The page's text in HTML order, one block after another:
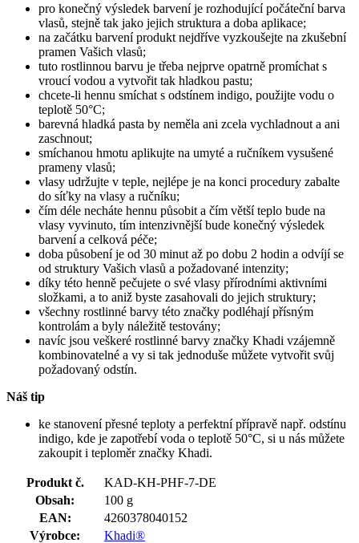
pro konečný výsledek barvení je rozhodující počáteční barva
vlasů, stejně tak jako jejich struktura a doba aplikace;
na začátku barvení produkt nejdříve vyzkoušejte na zkušební
pramen Vašich vlasů;
tuto rostlinnou barvu je třeba nejprve opatrně promíchat s
vroucí vodou a vytvořit tak hladkou pastu;
chcete-li hennu smíchat s odstínem indigo, použijte vodu o
teplotě 50°C;
barevná hladká pasta by neměla ani zcela vychladnout a ani
zaschnout;
smíchanou hmotu aplikujte na umyté a ručníkem vysušené
prameny vlasů;
vlasy udržujte v teple, nejlépe je na konci procedury zabalte
do síťky na vlasy a ručníku;
čím déle necháte hennu působit a čím větší teplo bude na
vlasy vyvinuto, tím intenzivnější bude konečný výsledek
barvení a celková péče;
doba působení je od 30 minut až po dobu 2 hodin a odvíjí se
od struktury Vašich vlasů a požadované intenzity;
díky této henně pečujete o své vlasy přírodními aktivními
složkami, a to aniž byste zasahovali do jejich struktury;
všechny rostlinné barvy této značky podléhají přísným
kontrolám a byly náležitě testovány;
navíc jsou veškeré rostlinné barvy značky Khadi vzájemně
kombinovatelné a vy si tak jednoduše můžete vytvořit svůj
požadovaný odstín.
Náš tip
ke stanovení přesné teploty a perfektní přípravě např. odstínu
indigo, kde je zapotřebí voda o teplotě 50°C, si u nás můžete
zakoupit i teploměr značky Khadi.
Produkt č.
KAD-KH-PHF-7-DE
Obsah:
100 g
EAN:
4260378040152
Výrobce:
Khadi®